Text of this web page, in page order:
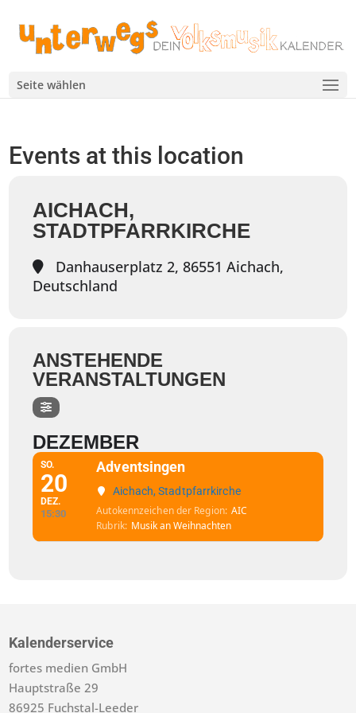
Seite wählen
Events at this location
AICHACH,
STADTPFARRKIRCHE
Danhauserplatz 2, 86551 Aichach,
Deutschland
ANSTEHENDE
VERANSTALTUNGEN
DEZEMBER
SO.
20
DEZ.
15:30
Adventsingen
Aichach, Stadtpfarrkirche
Autokennzeichen der Region AIC
Rubrik Musik an Weihnachten
Kalenderservice
fortes medien GmbH
Hauptstraße 29
86925 Fuchstal-Leeder